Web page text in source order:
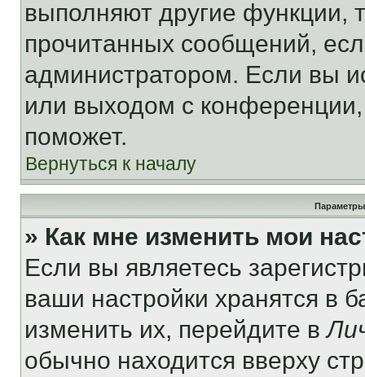
выполняют другие функции,
прочитанных сообщений,
администратором. Если вы
или выходом с
поможет.
Вернуться к началу
Параметры
» Как мне изменить мои
Если вы являетесь
ваши настройки хранятся в
изменить их, перейдите в
обычно находится вверху